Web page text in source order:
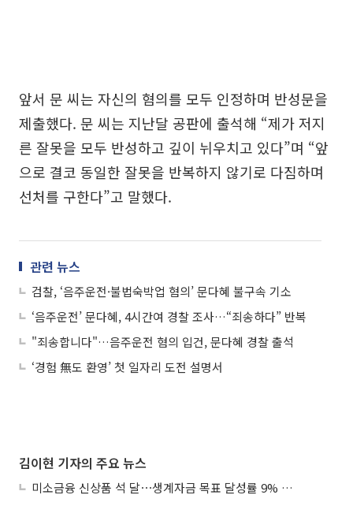
앞서 문 씨는 자신의 혐의를 모두 인정하며 반성문을
제출했다. 문 씨는 지난달 공판에 출석해 “제가 저지
른 잘못을 모두 반성하고 깊이 뉘우치고 있다”며 “앞
으로 결코 동일한 잘못을 반복하지 않기로 다짐하며
선처를 구한다”고 말했다.
관련 뉴스
검찰, ‘음주운전·불법숙박업 혐의’ 문다혜 불구속 기소
‘음주운전’ 문다혜, 4시간여 경찰 조사…“죄송하다” 반복
"죄송합니다"…음주운전 혐의 입건, 문다혜 경찰 출석
‘경험 無도 환영’ 첫 일자리 도전 설명서
김이현 기자의 주요 뉴스
미소금융 신상품 석 달⋯생계자금 목표 달성률 9% 그쳐